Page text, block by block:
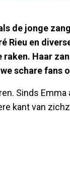
de jonge
Rieu en
Haar
schare fans
Sinds
kant van